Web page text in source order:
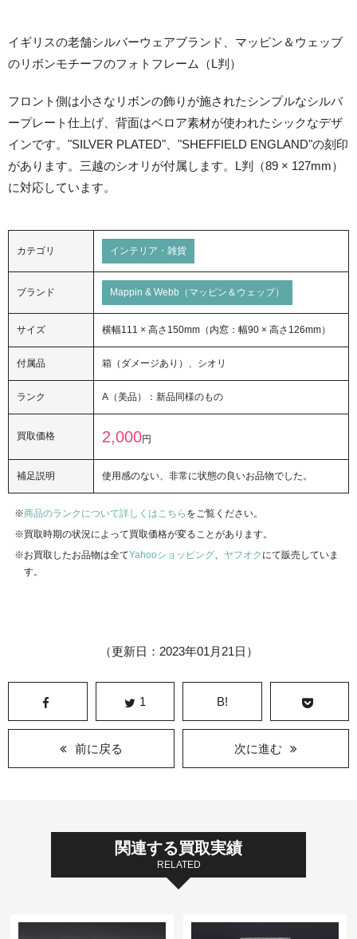
イギリスの老舗シルバーウェアブランド、マッピン＆ウェッブ
のリボンモチーフのフォトフレーム（L判）
フロント側は小さなリボンの飾りが施されたシンプルなシルバ
ープレート仕上げ、背面はベロア素材が使われたシックなデザ
インです。"SILVER PLATED"、"SHEFFIELD ENGLAND"の刻印
があります。三越のシオリが付属します。L判（89 × 127mm）
に対応しています。
カテゴリ インテリア・雑貨
ブランド Mappin & Webb（マッピン＆ウェッブ）
サイズ 横幅111 × 高さ150mm（内窓：幅90 × 高さ126mm）
付属品 箱（ダメージあり）、シオリ
ランク A（美品）：新品同様のもの
買取価格 2,000円
補足説明 使用感のない、非常に状態の良いお品物でした。
商品のランクについて詳しくはこちら をご覧ください。
買取時期の状況によって買取価格が変ることがあります。
お買取したお品物は全てYahooショッピング、 ヤフオク にて販売していま
す。
（更新日：2023年01月21日）
1 B!
前に戻る 次に進む
関連する買取実績
RELATED